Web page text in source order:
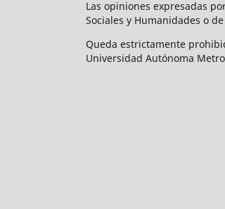
Las opiniones expresadas
Sociales y Humanidades o
Queda estrictamente
Universidad Autónoma